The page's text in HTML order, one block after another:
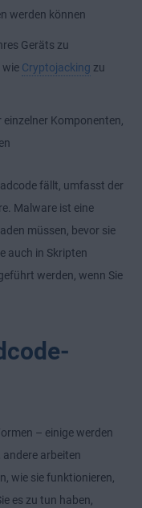
werden können
Geräts zu
wie Cryptojacking zu
Komponenten,
fällt, umfasst der
Malware ist eine
müssen, bevor sie
auch in Skripten
werden, wenn Sie
– einige werden
arbeiten
wie sie funktionieren,
es zu tun haben,